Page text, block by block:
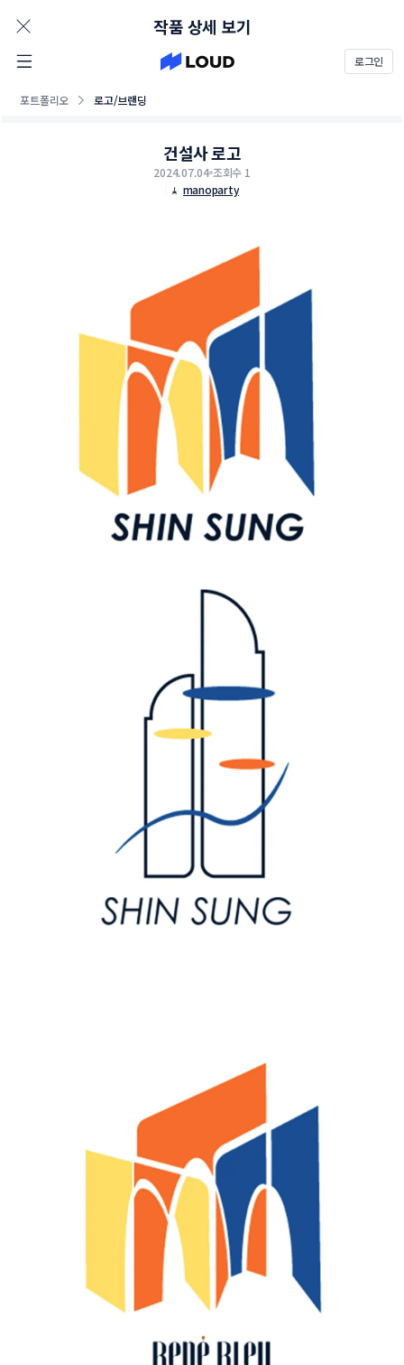
로그인
포트폴리오 로고/브랜딩
작품 상세 보기
건설사 로고
2024.07.04 조회수 1
manoparty